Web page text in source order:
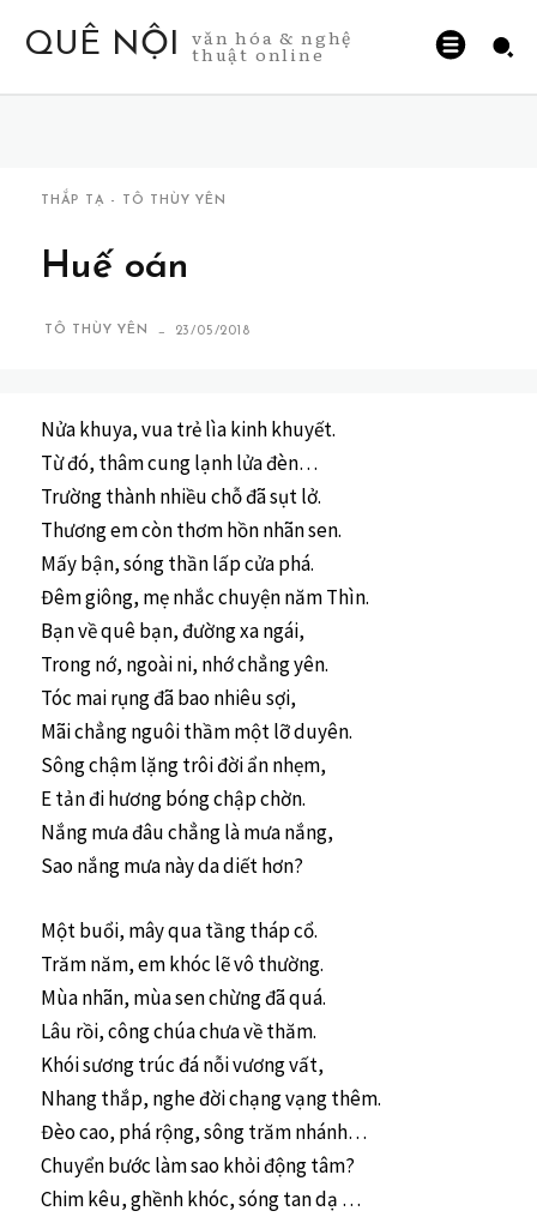
QUÊ NỘI văn hóa & nghệ
thuật online
THẮP TẠ - TÔ THÙY YÊN
Huế oán
TÔ THÙY YÊN - 23/05/2018
Nửa khuya, vua trẻ lìa kinh khuyết.
Từ đó, thâm cung lạnh lửa đèn…
Trường thành nhiều chỗ đã sụt lở.
Thương em còn thơm hồn nhãn sen.
Mấy bận, sóng thần lấp cửa phá.
Đêm giông, mẹ nhắc chuyện năm Thìn.
Bạn về quê bạn, đường xa ngái,
Trong nớ, ngoài ni, nhớ chẳng yên.
Tóc mai rụng đã bao nhiêu sợi,
Mãi chẳng nguôi thầm một lỡ duyên.
Sông chậm lặng trôi đời ẩn nhẹm,
E tản đi hương bóng chập chờn.
Nắng mưa đâu chẳng là mưa nắng,
Sao nắng mưa này da diết hơn?
Một buổi, mây qua tầng tháp cổ.
Trăm năm, em khóc lẽ vô thường.
Mùa nhãn, mùa sen chừng đã quá.
Lâu rồi, công chúa chưa về thăm.
Khói sương trúc đá nỗi vương vất,
Nhang thắp, nghe đời chạng vạng thêm.
Đèo cao, phá rộng, sông trăm nhánh…
Chuyển bước làm sao khỏi động tâm?
Chim kêu, ghềnh khóc, sóng tan dạ …